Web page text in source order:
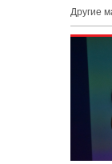
Другие